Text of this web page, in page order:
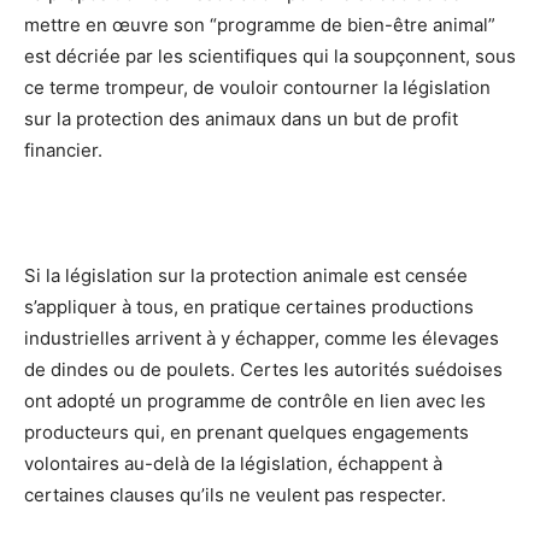
mettre en œuvre son “programme de bien-être animal”
est décriée par les scientifiques qui la soupçonnent, sous
ce terme trompeur, de vouloir contourner la législation
sur la protection des animaux dans un but de profit
financier.
Si la législation sur la protection animale est censée
s’appliquer à tous, en pratique certaines productions
industrielles arrivent à y échapper, comme les élevages
de dindes ou de poulets. Certes les autorités suédoises
ont adopté un programme de contrôle en lien avec les
producteurs qui, en prenant quelques engagements
volontaires au-delà de la législation, échappent à
certaines clauses qu’ils ne veulent pas respecter.